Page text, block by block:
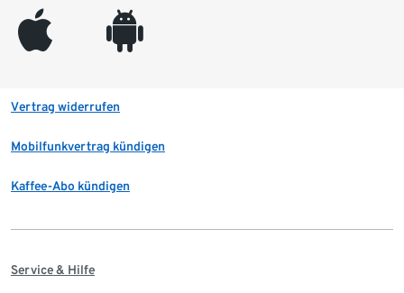
appleinc android
Vertrag widerrufen
Mobilfunkvertrag kündigen
Kaffee-Abo kündigen
Service & Hilfe